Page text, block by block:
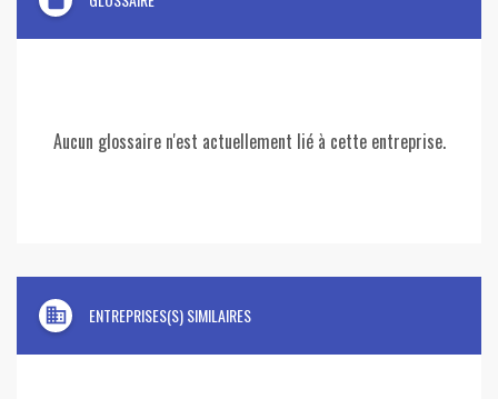
Aucun glossaire n'est actuellement lié à cette entreprise.
domain ENTREPRISES(S) SIMILAIRES